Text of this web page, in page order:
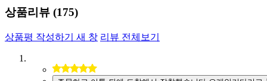
상품리뷰 (175)
상품평 작성하기 새 창 리뷰 전체보기